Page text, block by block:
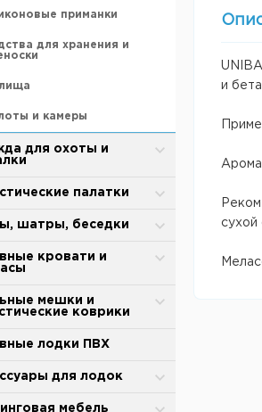
приманки
для хранения и
и камеры
для охоты и
одежда
от дождя и ветра
стельки
палатки
для палаток и
шатры, беседки
тенты-шатры
для душа-туалета
палатки
для кухни
кровати и
матрасы
мешки и
коврики
мешки
коврик
туристические
лодки ПВХ
для лодок
и лопастимебель
и
сухой